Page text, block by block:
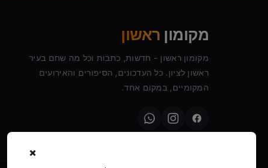
מקומון ראשון
מקומון ראשון - חדשות, כתבות וכל מה שחם בעיר
ראשון לציון. כל העדכונים, הסיפורים והאירועים
המקומיים, במקום אחד.
×